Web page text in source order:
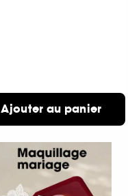
Ajouter au panier